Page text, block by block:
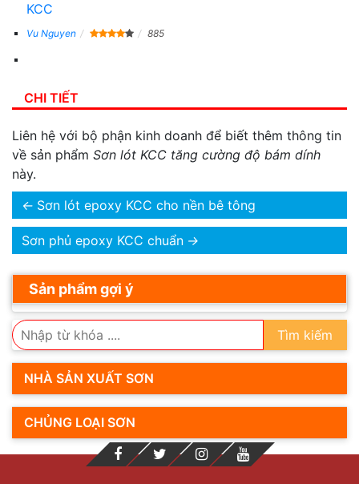
KCC
Vu Nguyen 885
CHI TIẾT
Liên hệ với bộ phận kinh doanh để biết thêm thông tin
về sản phẩm Sơn lót KCC tăng cường độ bám dính
này.
← Sơn lót epoxy KCC cho nền bê tông
Sơn phủ epoxy KCC chuẩn →
Sản phẩm gợi ý
Tìm kiếm
NHÀ SẢN XUẤT SƠN
CHỦNG LOẠI SƠN